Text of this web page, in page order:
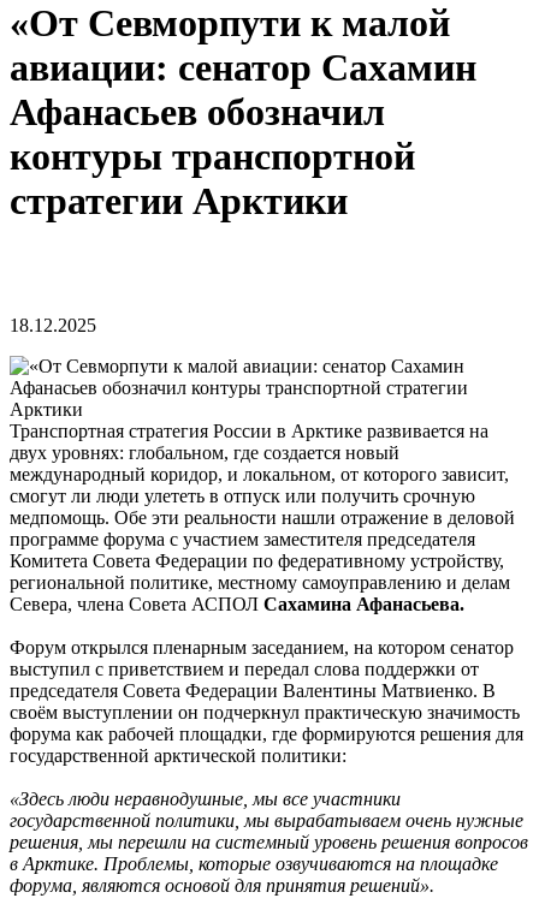
«От Севморпути к малой
авиации: сенатор Сахамин
Афанасьев обозначил
контуры транспортной
стратегии Арктики
18.12.2025
Транспортная стратегия России в Арктике развивается на
двух уровнях: глобальном, где создается новый
международный коридор, и локальном, от которого зависит,
смогут ли люди улететь в отпуск или получить срочную
медпомощь. Обе эти реальности нашли отражение в деловой
программе форума с участием заместителя председателя
Комитета Совета Федерации по федеративному устройству,
региональной политике, местному самоуправлению и делам
Севера, члена Совета АСПОЛ Сахамина Афанасьева.
Форум открылся пленарным заседанием, на котором сенатор
выступил с приветствием и передал слова поддержки от
председателя Совета Федерации Валентины Матвиенко. В
своём выступлении он подчеркнул практическую значимость
форума как рабочей площадки, где формируются решения для
государственной арктической политики:
«Здесь люди неравнодушные, мы все участники
государственной политики, мы вырабатываем очень нужные
решения, мы перешли на системный уровень решения вопросов
в Арктике. Проблемы, которые озвучиваются на площадке
форума, являются основой для принятия решений».